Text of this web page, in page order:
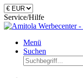
Service/Hilfe
Menü
Suchen